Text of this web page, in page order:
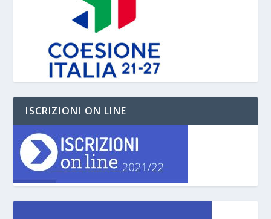
ISCRIZIONI ON LINE